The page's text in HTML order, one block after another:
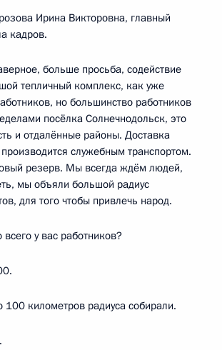
Ирина Викторовна, главный
кадров.
больше просьба, содействие
тепличный комплекс, как уже
но большинство работников
посёлка Солнечнодольск, это
и отдалённые районы. Доставка
служебным транспортом.
резерв. Мы всегда ждём людей,
мы объяли большой радиус
для того чтобы привлечь народ.
всего у вас работников?
100 километров радиуса собирали.